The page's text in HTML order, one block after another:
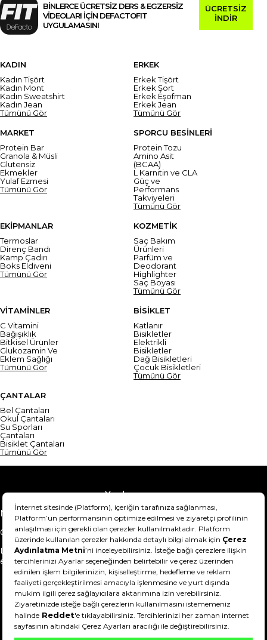
BİNLERCE ÜCRETSİZ DERS & EGZERSİZ
VİDEOLARI İÇİN DEFACTOFIT
UYGULAMASINI
ÜCRETSİZ
İNDİR
KADIN
Kadın Tişört
Kadın Mont
Kadın Sweatshirt
Kadın Jean
Tümünü Gör
ERKEK
Erkek Tişört
Erkek Şort
Erkek Eşofman
Erkek Jean
Tümünü Gör
MARKET
Protein Bar
Granola & Müsli
Glutensiz
Ekmekler
Yulaf Ezmesi
Tümünü Gör
SPORCU BESİNLERİ
Protein Tozu
Amino Asit
(BCAA)
L Karnitin ve CLA
Güç ve
Performans
Takviyeleri
Tümünü Gör
EKİPMANLAR
Termoslar
Direnç Bandı
Kamp Çadırı
Boks Eldiveni
Tümünü Gör
KOZMETİK
Saç Bakım
Ürünleri
Parfüm ve
Deodorant
Highlighter
Saç Boyası
Tümünü Gör
VİTAMİNLER
C Vitamini
Bağışıklık
Bitkisel Ürünler
Glukozamin Ve
Eklem Sağlığı
Tümünü Gör
BİSİKLET
Katlanır
Bisikletler
Elektrikli
Bisikletler
Dağ Bisikletleri
Çocuk Bisikletleri
Tümünü Gör
ÇANTALAR
Bel Çantaları
Okul Çantaları
Su Sporları
Çantaları
Bisiklet Çantaları
Tümünü Gör
Yardım
Mesafeli Satış Sözleşmesi
Teslimat Bilgisi
Gizlilik Sözleşmesi
Şartlar & Koşullar
Ürünümü nasıl iade
edebilirim?
Hakkımızda
DeFactoFIT ©️ 2022-2026. Tüm hakları saklıdır.